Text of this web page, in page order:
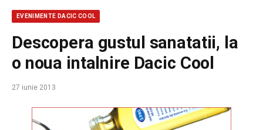
EVENIMENTE DACIC COOL
Descopera gustul sanatatii, la
o noua intalnire Dacic Cool
27 iunie 2013